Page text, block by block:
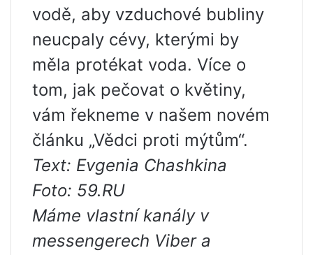
vodě, aby vzduchové bubliny
neucpaly cévy, kterými by
měla protékat voda. Více o
tom, jak pečovat o květiny,
vám řekneme v našem novém
článku „Vědci proti mýtům“.
Text: Evgenia Chashkina
Foto: 59.RU
Máme vlastní kanály v
messengerech Viber a